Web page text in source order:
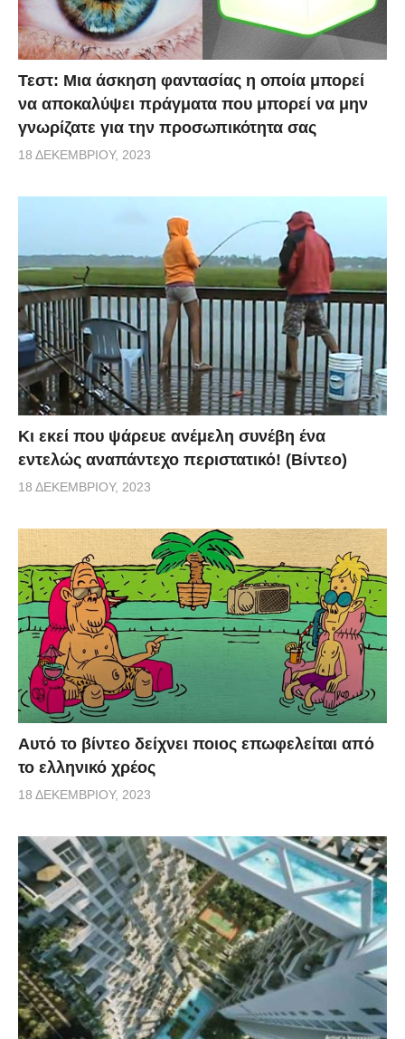
Τεστ: Μια άσκηση φαντασίας η οποία μπορεί
να αποκαλύψει πράγματα που μπορεί να μην
γνωρίζατε για την προσωπικότητα σας
18 ΔΕΚΕΜΒΡΊΟΥ, 2023
Κι εκεί που ψάρευε ανέμελη συνέβη ένα
εντελώς αναπάντεχο περιστατικό! (Βίντεο)
18 ΔΕΚΕΜΒΡΊΟΥ, 2023
Αυτό το βίντεο δείχνει ποιος επωφελείται από
το ελληνικό χρέος
18 ΔΕΚΕΜΒΡΊΟΥ, 2023